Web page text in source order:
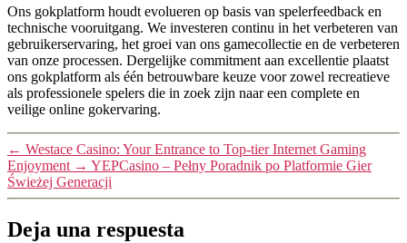
Ons gokplatform houdt evolueren op basis van spelerfeedback en
technische vooruitgang. We investeren continu in het verbeteren van
gebruikerservaring, het groei van ons gamecollectie en de verbeteren
van onze processen. Dergelijke commitment aan excellentie plaatst
ons gokplatform als één betrouwbare keuze voor zowel recreatieve
als professionele spelers die in zoek zijn naar een complete en
veilige online gokervaring.
← Westace Casino: Your Entrance to Top-tier Internet Gaming
Enjoyment → YEPCasino – Pełny Poradnik po Platformie Gier
Świeżej Generacji
Deja una respuesta